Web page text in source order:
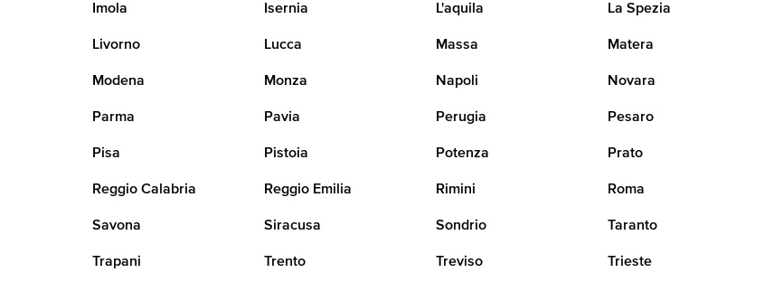
Imola Isernia L'aquila La Spezia
Livorno Lucca Massa Matera
Modena Monza Napoli Novara
Parma Pavia Perugia Pesaro
Pisa Pistoia Potenza Prato
Reggio Calabria Reggio Emilia Rimini Roma
Savona Siracusa Sondrio Taranto
Trapani Trento Treviso Trieste